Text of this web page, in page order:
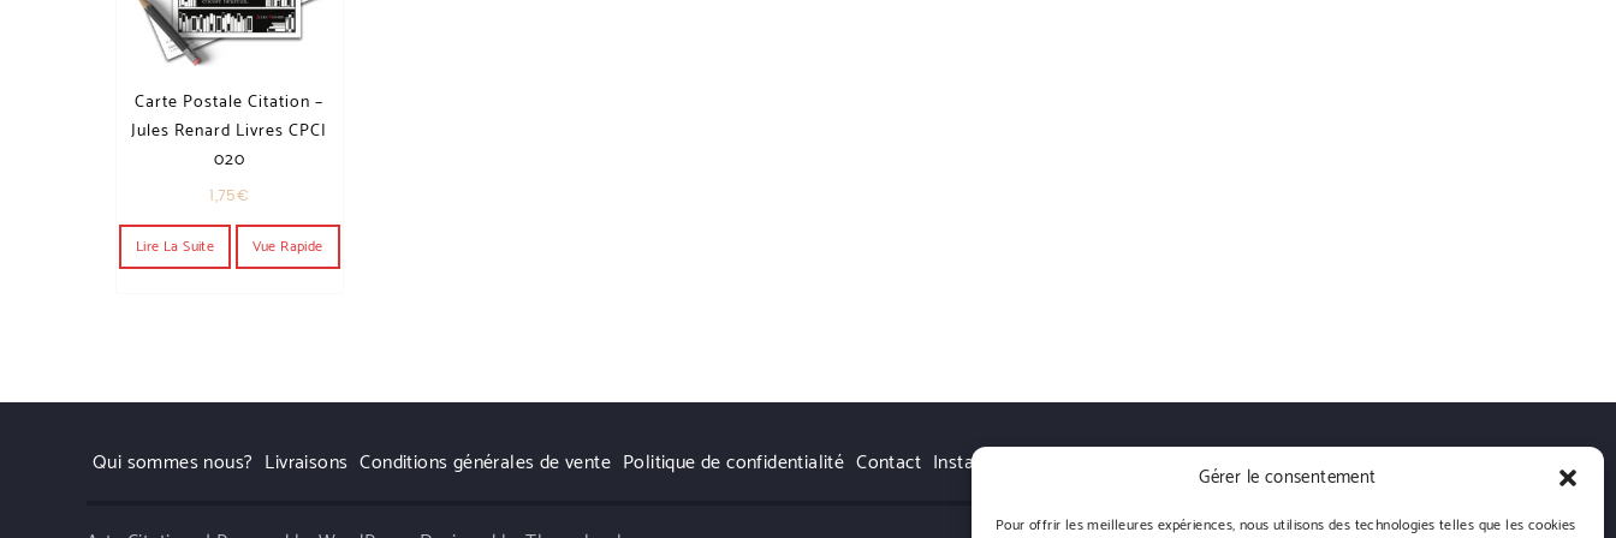
Gérer le consentement
Pour offrir les meilleures expériences, nous utilisons des technologies telles que les cookies
Carte Postale Citation –
Jules Renard Livres CPCI
020
1,75€
Lire La Suite Vue Rapide
Qui sommes nous? Livraisons Conditions générales de vente Politique de confidentialité Contact Instagram